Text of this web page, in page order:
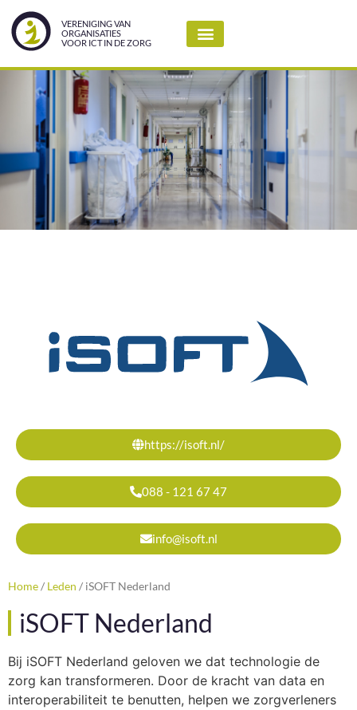
VERENIGING VAN
ORGANISATIES
VOOR ICT IN DE ZORG
https://isoft.nl/
088 - 121 67 47
info@isoft.nl
Home/ Leden / iSOFT Nederland
iSOFT Nederland
Bij iSOFT Nederland geloven we dat technologie de
zorg kan transformeren. Door de kracht van data en
interoperabiliteit te benutten, helpen we zorgverleners